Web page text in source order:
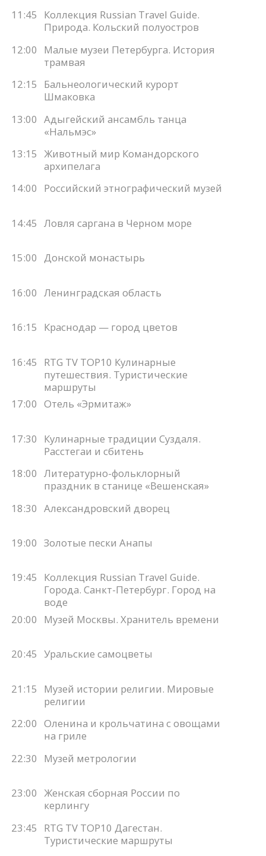
11:45
Коллекция Russian Travel Guide.
Природа. Кольский полуостров
12:00
Малые музеи Петербурга. История
трамвая
12:15
Бальнеологический курорт
Шмаковка
13:00 Адыгейский ансамбль танца
«Нальмэс»
13:15 Животный мир Командорского
архипелага
14:00
Российский этнографический музей
14:45 Ловля саргана в Черном море
15:00 Донской монастырь
16:00 Ленинградская область
16:15 Краснодар — город цветов
16:45
RTG TV TOP10 Кулинарные
путешествия. Туристические
маршруты
17:00 Отель «Эрмитаж»
17:30
Кулинарные традиции Суздаля.
Расстегаи и сбитень
18:00 Литературно-фольклорный
праздник в станице «Вешенская»
18:30 Александровский дворец
19:00 Золотые пески Анапы
19:45
Коллекция Russian Travel Guide.
Города. Санкт-Петербург. Город на
воде
20:00
Музей Москвы. Хранитель времени
20:45 Уральские самоцветы
21:15
Музей истории религии. Мировые
религии
22:00 Оленина и крольчатина с овощами
на гриле
22:30
Музей метрологии
23:00 Женская сборная России по
керлингу
23:45
RTG TV TOP10 Дагестан.
Туристические маршруты